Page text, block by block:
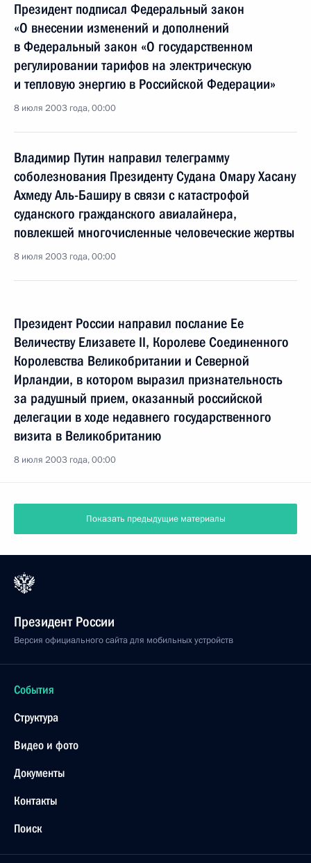
Президент подписал Федеральный закон
«О внесении изменений и дополнений
в Федеральный закон «О государственном
регулировании тарифов на электрическую
и тепловую энергию в Российской Федерации»
8 июля 2003 года, 00:00
Владимир Путин направил телеграмму
соболезнования Президенту Судана Омару Хасану
Ахмеду Аль-Баширу в связи с катастрофой
суданского гражданского авиалайнера,
повлекшей многочисленные человеческие жертвы
8 июля 2003 года, 00:00
Президент России направил послание Ее
Величеству Елизавете II, Королеве Соединенного
Королевства Великобритании и Северной
Ирландии, в котором выразил признательность
за радушный прием, оказанный российской
делегации в ходе недавнего государственного
визита в Великобританию
8 июля 2003 года, 00:00
Показать предыдущие материалы
Президент России
Версия официального сайта для мобильных устройств
События
Структура
Видео и фото
Документы
Контакты
Поиск